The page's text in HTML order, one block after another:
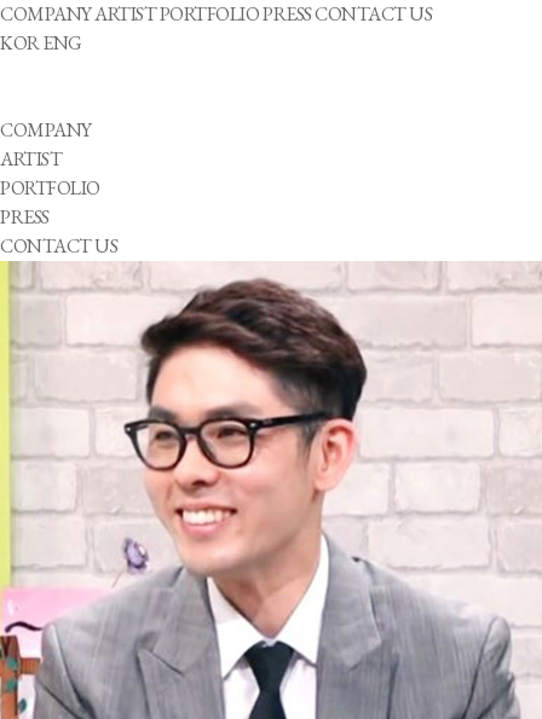
COMPANYARTISTPORTFOLIOPRESSCONTACT US
KORENG
COMPANY
ARTIST
PORTFOLIO
PRESS
CONTACT US